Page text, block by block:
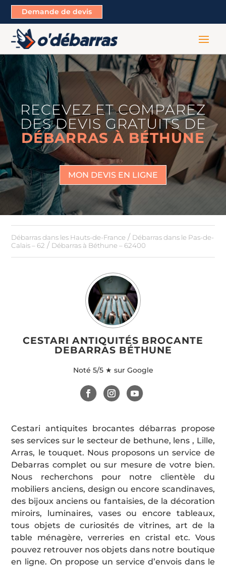
Demande de devis
RECEVEZ ET COMPAREZ
DES DEVIS GRATUITS DE
DÉBARRAS À BÉTHUNE
MON DEVIS EN LIGNE
Débarras dans les Hauts-de-France / Débarras dans le Pas-de-
Calais – 62 / Débarras à Béthune – 62400
CESTARI ANTIQUITÉS BROCANTE
DEBARRAS BÉTHUNE
Noté 5/5 ★ sur Google
Cestari antiquites brocantes débarras propose
ses services sur le secteur de bethune, lens , Lille,
Arras, le touquet. Nous proposons un service de
Debarras complet ou sur mesure de votre bien.
Nous recherchons pour notre clientèle du
mobiliers anciens, design ou encore scandinaves,
des bijoux anciens ou fantaisies, de la décoration
miroirs, luminaires, vases ou encore tableaux,
tous objets de curiosités de vitrines, art de la
table ménagère, verreries en cristal etc. Vous
pouvez retrouver nos objets dans notre boutique
en ligne. On propose un service d’envois dans le